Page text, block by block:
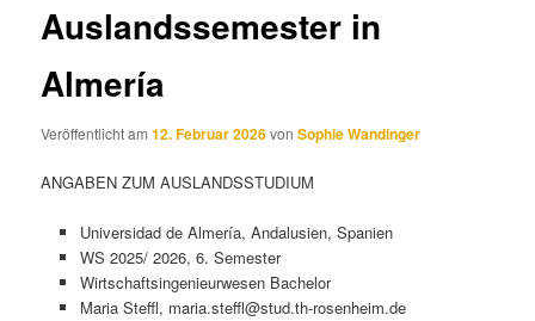
Auslandssemester in
Almería
Veröffentlicht am12. Februar 2026vonSophie Wandinger
ANGABEN ZUM AUSLANDSSTUDIUM
Universidad de Almería, Andalusien, Spanien
WS 2025/ 2026, 6. Semester
Wirtschaftsingenieurwesen Bachelor
Maria Steffl, maria.steffl@stud.th-rosenheim.de